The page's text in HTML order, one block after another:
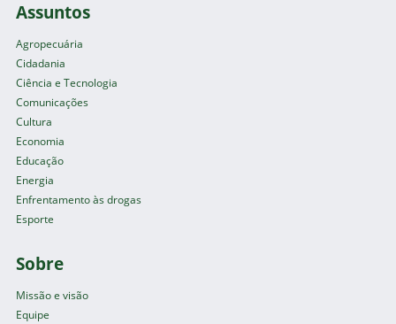
Assuntos
Agropecuária
Cidadania
Ciência e Tecnologia
Comunicações
Cultura
Economia
Educação
Energia
Enfrentamento às drogas
Esporte
Sobre
Missão e visão
Equipe